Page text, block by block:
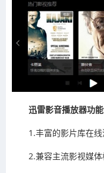
迅雷影音播放器功
1.丰富的影片库在线
2.兼容主流影视媒体